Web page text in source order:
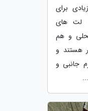
برای
لت های
و هم
هستند و
جانبی و